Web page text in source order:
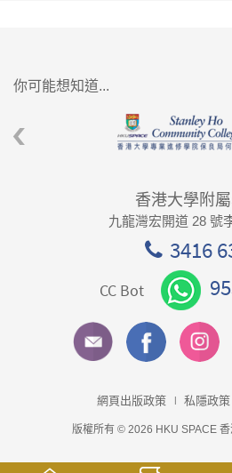
你可能想知道...
香港大學附
九龍灣宏開道 28 號
3416
CC Bot
網頁出版政策 私隱政策
版權所有 © 2026 HKU SPACE